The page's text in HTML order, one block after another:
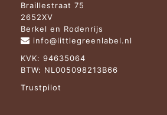
Braillestraat 75
2652XV
Berkel en Rodenrijs
info@littlegreenlabel.nl
KVK: 94635064
BTW: NL005098213B66
Trustpilot